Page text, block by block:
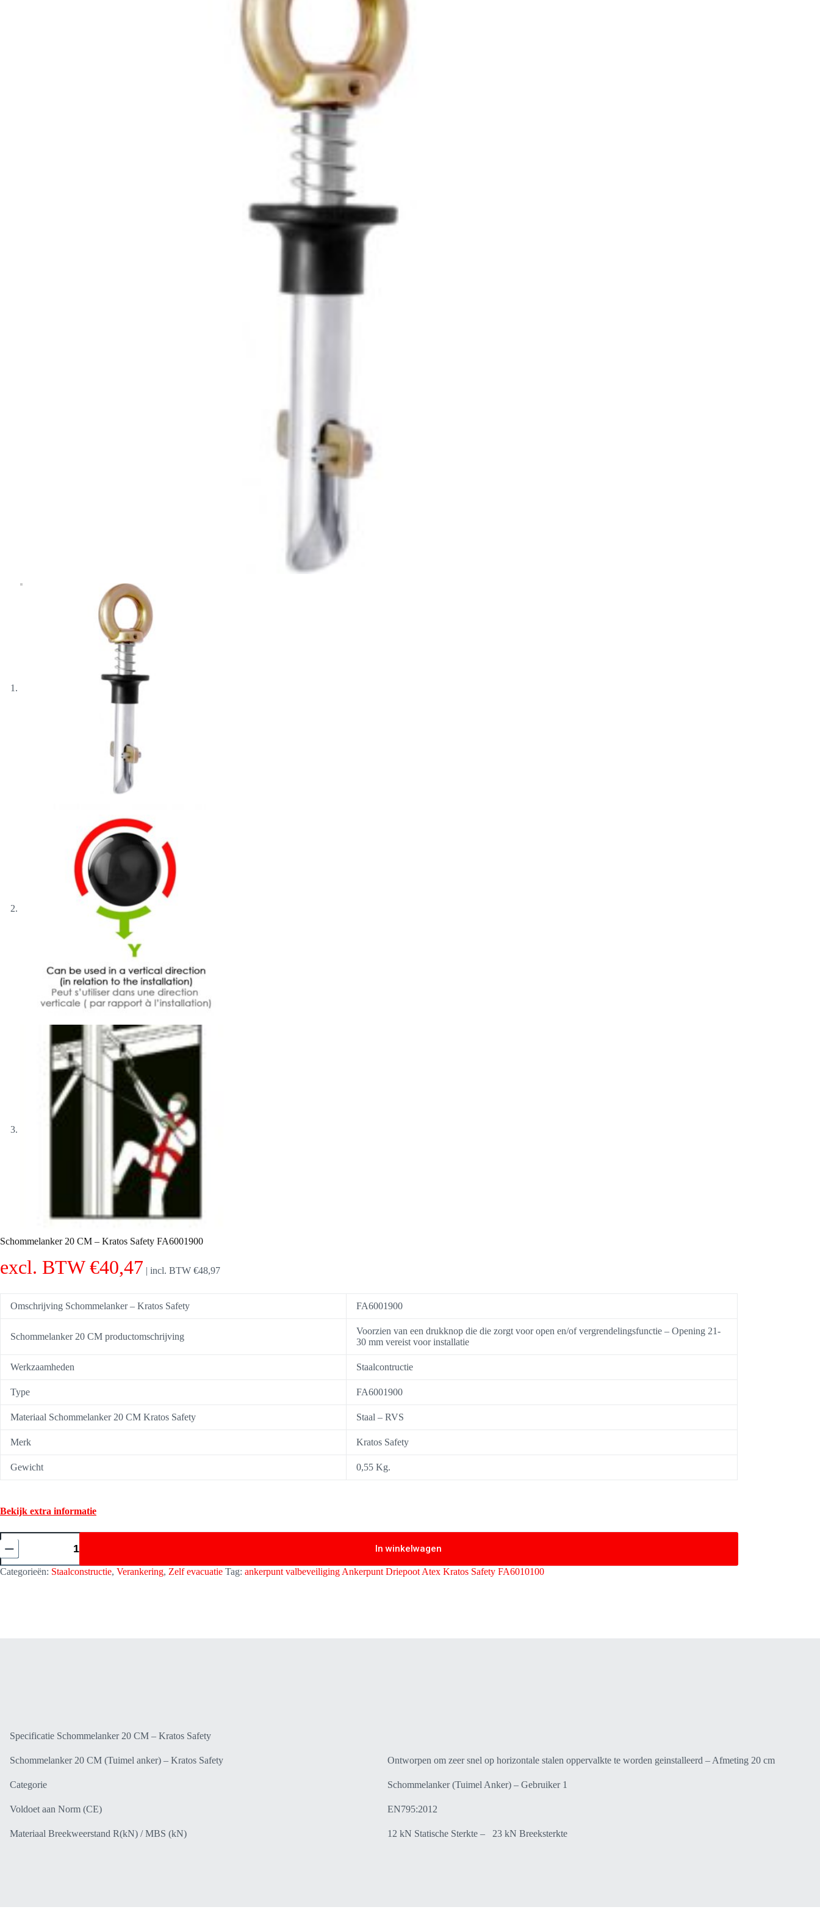
Schommelanker 20 CM – Kratos Safety FA6001900
excl. BTW€40,47 | incl. BTW €48,97
Omschrijving Schommelanker – Kratos Safety FA6001900
Schommelanker 20 CM productomschrijving
Voorzien van een drukknop die die zorgt voor open en/of vergrendelingsfunctie – Opening 21-
30 mm vereist voor installatie
Werkzaamheden Staalcontructie
Type FA6001900
Materiaal Schommelanker 20 CM Kratos Safety Staal – RVS
Merk Kratos Safety
Gewicht 0,55 Kg.
Bekijk extra informatie
Schommelanker
20
CM
-
Kratos
In winkelwagen
Categorieën: Staalconstructie, Verankering, Zelf evacuatie Tag: ankerpunt valbeveiliging Ankerpunt Driepoot Atex Kratos Safety FA6010100
Specificatie Schommelanker 20 CM – Kratos Safety
Schommelanker 20 CM (Tuimel anker) – Kratos Safety Ontworpen om zeer snel op horizontale stalen oppervalkte te worden geinstalleerd – Afmeting 20 cm
Categorie Schommelanker (Tuimel Anker) – Gebruiker 1
Voldoet aan Norm (CE) EN795:2012
Materiaal Breekweerstand R(kN) / MBS (kN) 12 kN Statische Sterkte – 23 kN Breeksterkte